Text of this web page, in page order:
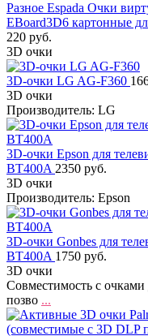
Разное Espada Очки
EBoard3D6 картонные
220 руб.
3D очки
3D-очки LG AG-F360
3D очки
Производитель: LG
3D-очки Epson для
BT400A 2350 руб.
3D очки
Производитель: Epson
3D-очки Gonbes для
BT400A 1750 руб.
3D очки
Совместимость с
позво ...